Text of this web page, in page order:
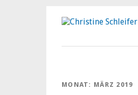
MONAT: MÄRZ 2019